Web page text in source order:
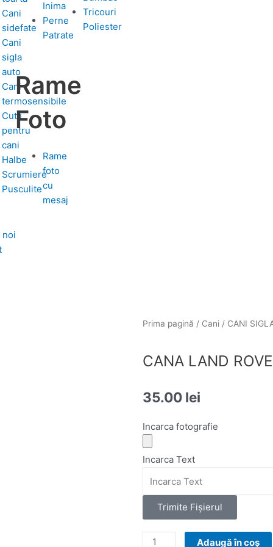
Cani
sidefate
Cani
sigla
auto
Cani
termosensibile
Cutii
pentru
cani
Halbe
Scrumiere
Pusculite
Inima
Perne
Patrate
Rame
Foto
Rame
foto
cu
mesaj
Tricouri
Poliester
noi
Prima pagină / Cani / CANI
CANA LAND
35.00 lei
Incarca fotografie
Incarca Text
Trimite Fişierul
Cantitate
Adaugă în coș